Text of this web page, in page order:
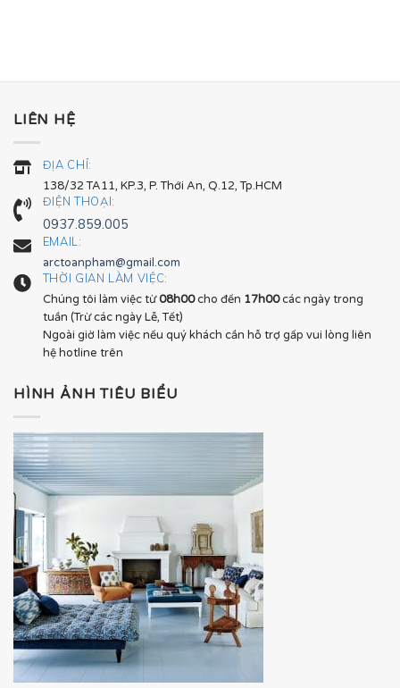
LIÊN HỆ
ĐỊA CHỈ:
138/32 TA11, KP.3, P. Thới An, Q.12, Tp.HCM
ĐIỆN THOẠI:
0937.859.005
EMAIL:
arctoanpham@gmail.com
THỜI GIAN LÀM VIỆC:
Chúng tôi làm việc từ08h00cho đến 17h00các ngày trong
tuần (Trừ các ngày Lễ, Tết)
Ngoài giờ làm việc nếu quý khách cần hỗ trợ gấp vui lòng liên
hệ hotline trên
HÌNH ẢNH TIÊU BIỂU